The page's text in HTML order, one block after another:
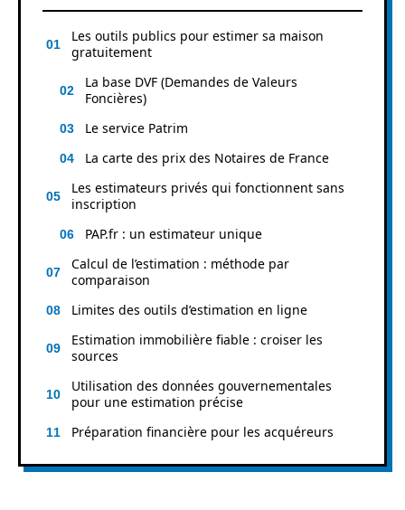
Les outils publics pour estimer sa maison
gratuitement
La base DVF (Demandes de Valeurs
Foncières)
Le service Patrim
La carte des prix des Notaires de France
Les estimateurs privés qui fonctionnent sans
inscription
PAP.fr : un estimateur unique
Calcul de l’estimation : méthode par
comparaison
Limites des outils d’estimation en ligne
Estimation immobilière fiable : croiser les
sources
Utilisation des données gouvernementales
pour une estimation précise
Préparation financière pour les acquéreurs